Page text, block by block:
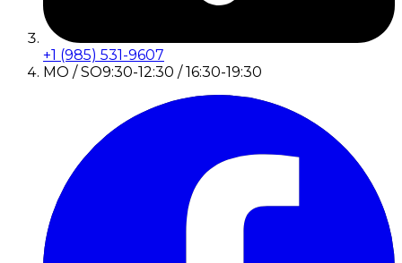
+1 (985) 531-9607
MO / SO9:30-12:30 / 16:30-19:30